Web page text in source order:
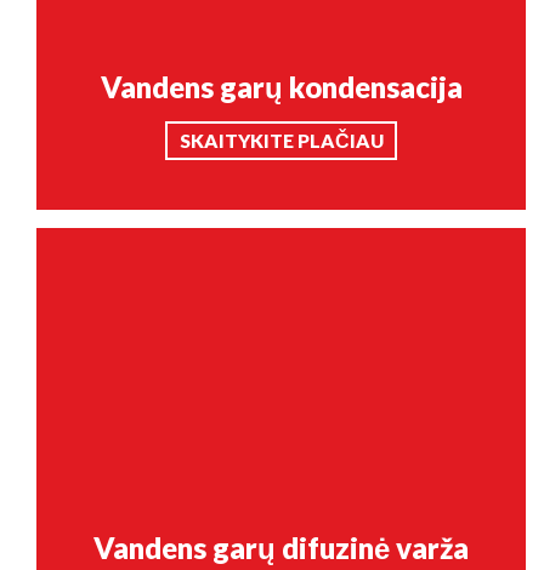
Vandens garų kondensacija
SKAITYKITE PLAČIAU
Vandens garų difuzinė varža